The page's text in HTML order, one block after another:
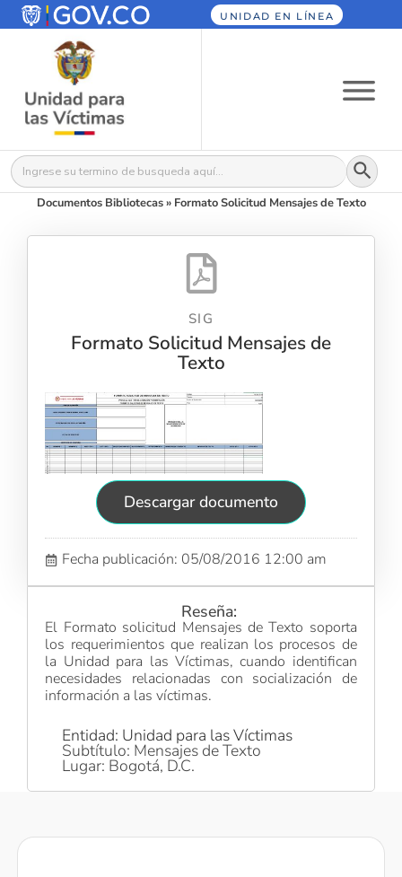
UNIDAD EN LÍNEA
Buscar: Botón
Documentos Bibliotecas» Formato Solicitud Mensajes de Texto
SIG
Formato Solicitud Mensajes de
Texto
Descargar documento
Fecha publicación: 05/08/2016 12:00 am
Reseña:
El Formato solicitud Mensajes de Texto soporta
los requerimientos que realizan los procesos de
la Unidad para las Víctimas, cuando identifican
necesidades relacionadas con socialización de
información a las víctimas.
Entidad: Unidad para las Víctimas
Subtítulo: Mensajes de Texto
Lugar: Bogotá, D.C.